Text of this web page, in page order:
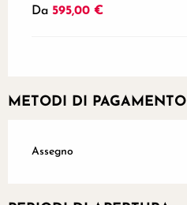
Da 595,00 €
METODI DI PAGAMENTO
Assegno